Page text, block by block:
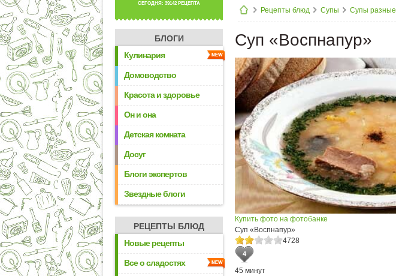
СЕГОДНЯ: 39142 РЕЦЕПТА
Рецепты блюд Супы Супы разные
БЛОГИ
Кулинария
Домоводство
Красота и здоровье
Он и она
Детская комната
Досуг
Блоги экспертов
Звездные блоги
РЕЦЕПТЫ БЛЮД
Новые рецепты
Все о сладостях
Суп «Воспнапур»
Купить фото на фотобанке
Суп «Воспнапур»
4728
4
45 минут